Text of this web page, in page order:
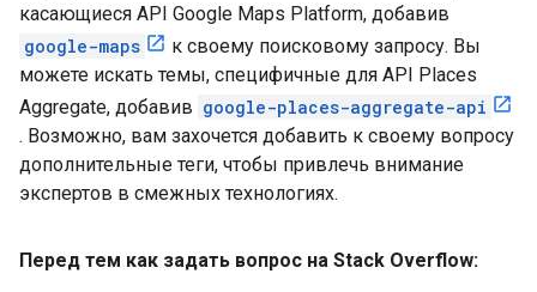
касающиеся API Google Maps Platform, добавив
google-maps
к своему поисковому запросу. Вы
можете искать темы, специфичные для API Places
Aggregate, добавив google-places-aggregate-api
. Возможно, вам захочется добавить к своему вопросу
дополнительные теги, чтобы привлечь внимание
экспертов в смежных технологиях.
Перед тем как задать вопрос на Stack Overflow: